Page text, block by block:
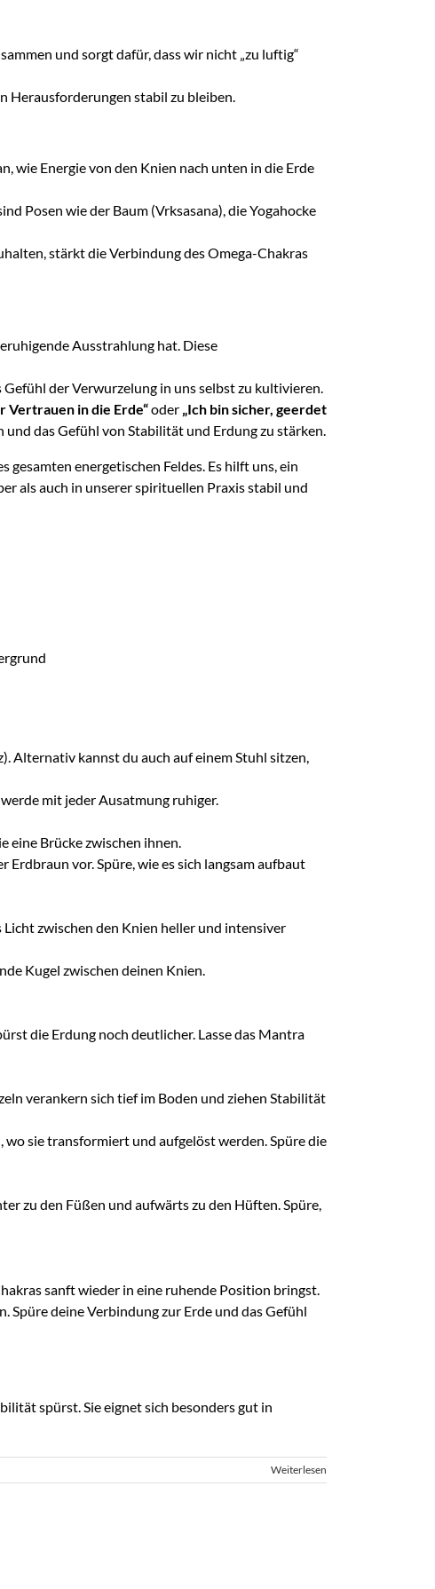
und sorgt dafür, dass wir nicht „zu luftig“
Herausforderungen stabil zu bleiben.
wie Energie von den Knien nach unten in die Erde
Posen wie der Baum (Vrksasana), die Yogahocke
stärkt die Verbindung des Omega-Chakras
Ausstrahlung hat. Diese
Gefühl der Verwurzelung in uns selbst zu kultivieren.
Vertrauen in die Erde“oder „Ich bin sicher, geerdet
und das Gefühl von Stabilität und Erdung zu stärken.
energetischen Feldes. Es hilft uns, ein
als auch in unserer spirituellen Praxis stabil und
Alternativ kannst du auch auf einem Stuhl sitzen,
mit jeder Ausatmung ruhiger.
eine Brücke zwischen ihnen.
vor. Spüre, wie es sich langsam aufbaut
Licht zwischen den Knien heller und intensiver
Kugel zwischen deinen Knien.
die Erdung noch deutlicher. Lasse das Mantra
verankern sich tief im Boden und ziehen Stabilität
wo sie transformiert und aufgelöst werden. Spüre die
zu den Füßen und aufwärts zu den Hüften. Spüre,
sanft wieder in eine ruhende Position bringst.
deine Verbindung zur Erde und das Gefühl
spürst. Sie eignet sich besonders gut in
Weiterlesen